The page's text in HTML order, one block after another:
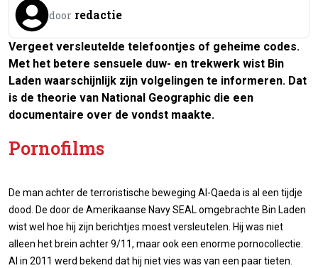
door redactie
Vergeet versleutelde telefoontjes of geheime codes.
Met het betere sensuele duw- en trekwerk wist Bin
Laden waarschijnlijk zijn volgelingen te informeren. Dat
is de theorie van National Geographic die een
documentaire over de vondst maakte.
Pornofilms
De man achter de terroristische beweging Al-Qaeda is al een tijdje
dood. De door de Amerikaanse Navy SEAL omgebrachte Bin Laden
wist wel hoe hij zijn berichtjes moest versleutelen. Hij was niet
alleen het brein achter 9/11, maar ook een enorme pornocollectie.
Al in 2011 werd bekend dat hij niet vies was van een paar tieten.